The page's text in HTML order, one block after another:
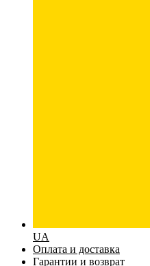
UA
Оплата и доставка
Гарантии и возврат